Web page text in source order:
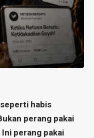
habis
perang pakai
perang pakai